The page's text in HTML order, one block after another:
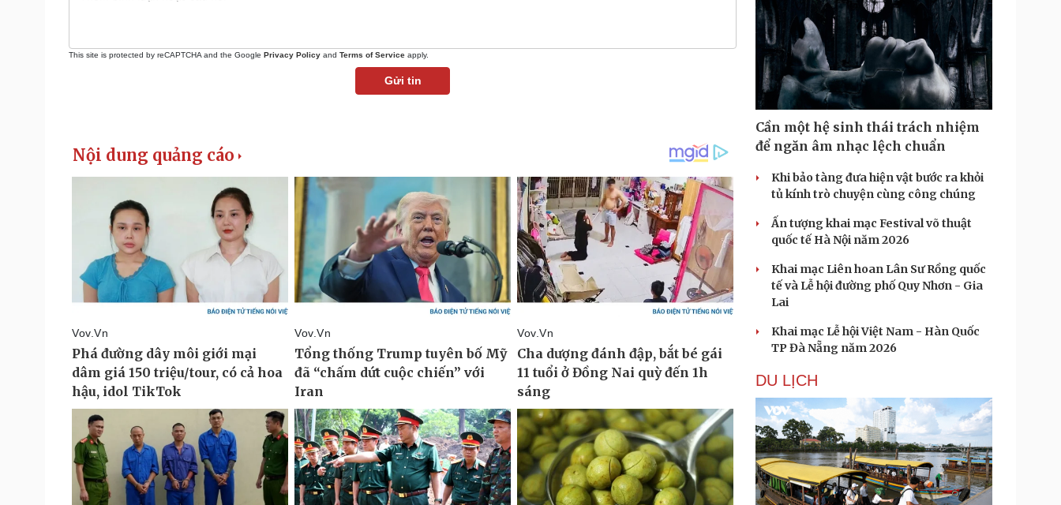
This site is protected by reCAPTCHA and the Google Privacy Policy and Terms of Service apply.
Gửi tin
Cần một hệ sinh thái trách nhiệm
để ngăn âm nhạc lệch chuẩn
Khi bảo tàng đưa hiện vật bước ra khỏi
tủ kính trò chuyện cùng công chúng
Ấn tượng khai mạc Festival võ thuật
quốc tế Hà Nội năm 2026
Khai mạc Liên hoan Lân Sư Rồng quốc
tế và Lễ hội đường phố Quy Nhơn - Gia
Lai
Khai mạc Lễ hội Việt Nam - Hàn Quốc
TP Đà Nẵng năm 2026
DU LỊCH